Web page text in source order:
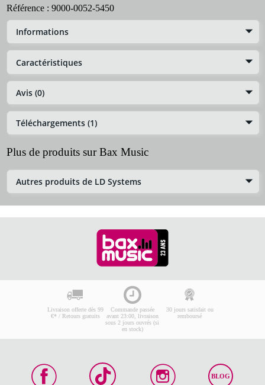
Référence : 9000-0052-5450
Informations
Caractéristiques
Avis (0)
Téléchargements (1)
Plus de produits sur Bax Music
Autres produits de LD Systems
Livraison offerte dès 99
€* / Retours gratuits
Commande passée
avant 23:00, livraison
sous 2 jours ouvrés (si
en stock)
30 jours satisfait ou
remboursé
BLOG